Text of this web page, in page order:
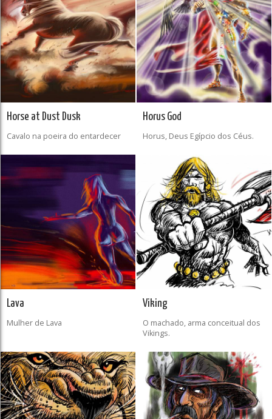
Horse at Dust Dusk
Cavalo na poeira do entardecer
Horus God
Horus, Deus Egípcio dos Céus.
Lava
Mulher de Lava
Viking
O machado, arma conceitual dos
Vikings.